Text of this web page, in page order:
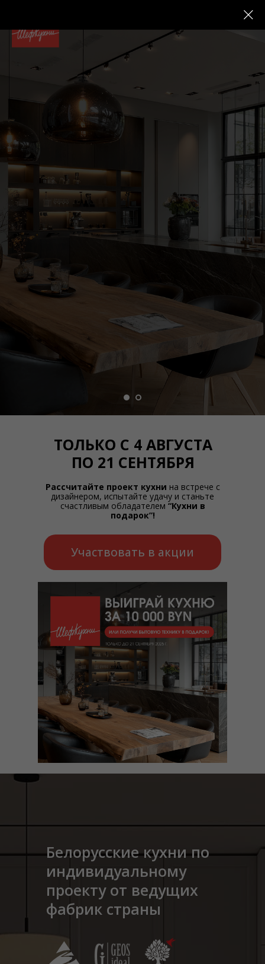
Скидка до 37%
на модели месяца фабрики
GeosIdeal
Зафиксировать скидку
Участвовать в акции
Рассчитайте проект кухни на встрече с
дизайнером, испытайте удачу и станьте
счастливым обладателем “Кухни в
подарок”!
ТОЛЬКО С 4 АВГУСТА
ПО 21 СЕНТЯБРЯ
Белорусские кухни по
индивидуальному
проекту от ведущих
фабрик страны